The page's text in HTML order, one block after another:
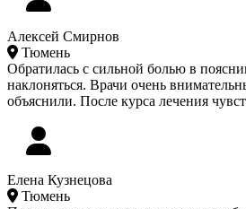
Алексей Смирнов
Тюмень
Обратилась с сильной болью в
наклоняться. Врачи очень
объяснили. После курса лечения
Елена Кузнецова
Тюмень